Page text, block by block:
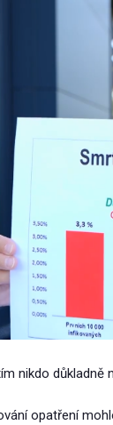
nikdo důkladně
opatření